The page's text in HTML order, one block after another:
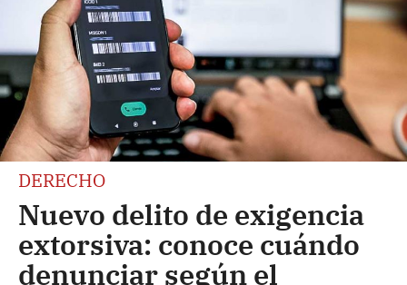
DERECHO
Nuevo delito de exigencia
extorsiva: conoce cuándo
denunciar según el